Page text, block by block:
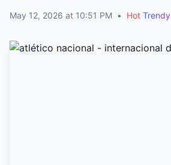
May 12, 2026 at 10:51 PM • Hot Trendy